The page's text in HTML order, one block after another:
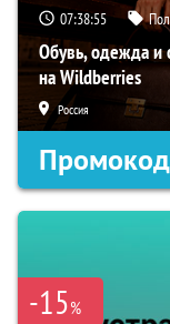
07:38:54
Обувь, одежда и
на Wildberries
Россия
Промокод
-15%